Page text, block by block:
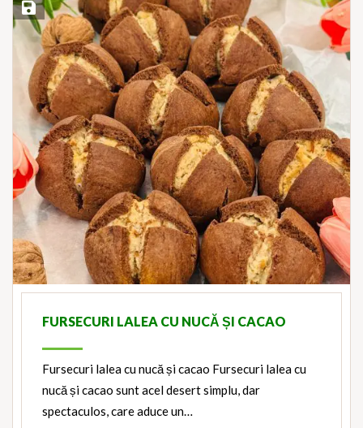
Save Recipe
FURSECURI LALEA CU NUCĂ ȘI CACAO
Fursecuri lalea cu nucă și cacao Fursecuri lalea cu
nucă și cacao sunt acel desert simplu, dar
spectaculos, care aduce un…